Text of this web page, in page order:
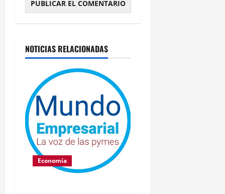
NOTICIAS RELACIONADAS
Economía